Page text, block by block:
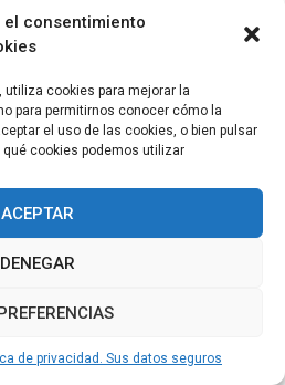
el consentimiento
utiliza cookies para mejorar la
para permitirnos conocer cómo la
el uso de las cookies, o bien pulsar
qué cookies podemos utilizar
ACEPTAR
DENEGAR
de privacidad. Sus datos seguros